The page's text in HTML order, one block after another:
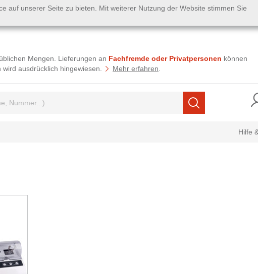
auf unserer Seite zu bieten. Mit weiterer Nutzung der Website stimmen Sie
Mengen. Lieferungen an Fachfremde oder Privatpersonen können
ausdrücklich hingewiesen. Mehr erfahren
Suchen
Hilfe